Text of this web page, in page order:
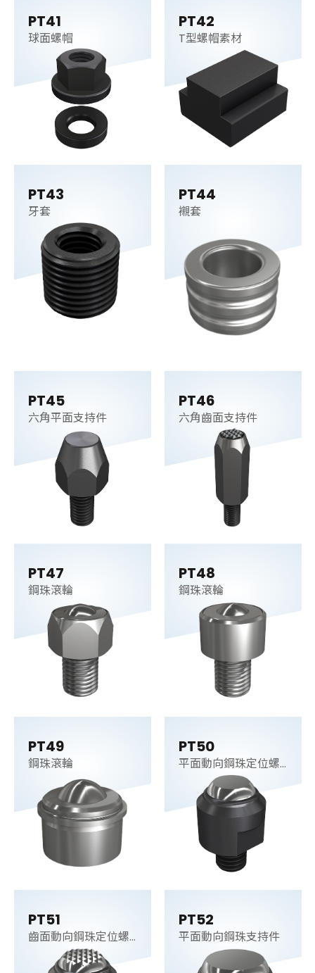
PT41
球面螺帽
PT42
T型螺帽素材
PT43
牙套
PT44
襯套
PT45
六角平面支持件
PT46
六角齒面支持件
PT47
鋼珠滾輪
PT48
鋼珠滾輪
PT49
鋼珠滾輪
PT50
平面動向鋼珠定位螺
PT51
齒面動向鋼珠定位螺
PT52
平面動向鋼珠支持件